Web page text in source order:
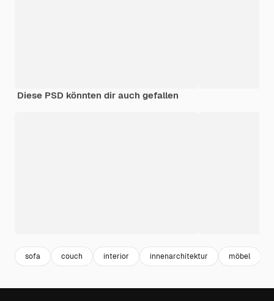
Diese PSD könnten dir auch gefallen
sofa couch interior innenarchitektur möbel